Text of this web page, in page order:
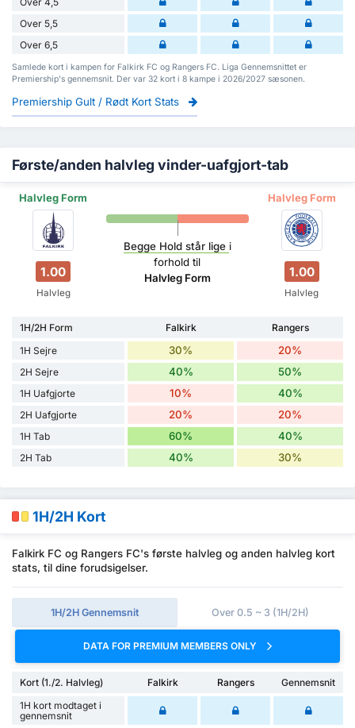
Over 5,5
Over 6,5
Samlede kort i kampen for Falkirk FC og Rangers FC. Liga Gennemsnittet er
Premiership's gennemsnit. Der var 32 kort i 8 kampe i 2026/2027 sæsonen.
Premiership Gult / Rødt Kort Stats
Første/anden halvleg vinder-uafgjort-tab
Halvleg Form Halvleg Form
1.00
Halvleg
Begge Hold står lige i
forhold til
Halvleg Form
1.00
Halvleg
1H/2H Form Falkirk
Rangers
1H Sejre
30% 20%
2H Sejre 40% 50%
1H Uafgjorte 10% 40%
2H Uafgjorte 20% 20%
1H Tab 60% 40%
2H Tab 40% 30%
1H/2H Kort
Falkirk FC og Rangers FC's første halvleg og anden halvleg kort
stats, til dine forudsigelser.
1H/2H Gennemsnit Over 0.5 ~ 3 (1H/2H)
DATA FOR PREMIUM MEMBERS ONLY
Kort (1./2. Halvleg) Falkirk Rangers
Gennemsnit
1H kort modtaget i
gennemsnit